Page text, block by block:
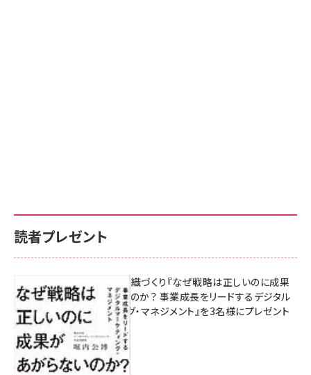
読者プレゼント
成果を生む組織づくり『なぜ戦略は正しいのに成果
があがらないのか？ 事業成長をリードするデジタル
マーケティング・マネジメント』を3名様にプレゼント
8月7日 10:00